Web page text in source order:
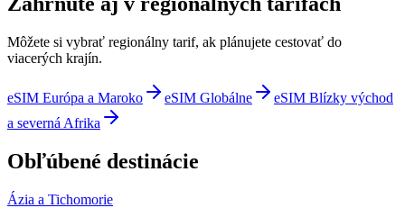
Môžete si vybrať regionálny tarif, ak plánujete cestovať do
viacerých krajín.
eSIM Európa a Maroko eSIM Globálne
eSIM Blízky východ
a severná Afrika
Obľúbené destinácie
Ázia a Tichomorie